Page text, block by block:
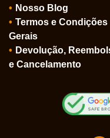
Nosso Blog
Termos e Condições
Gerais
Devolução,
e Cancelamento